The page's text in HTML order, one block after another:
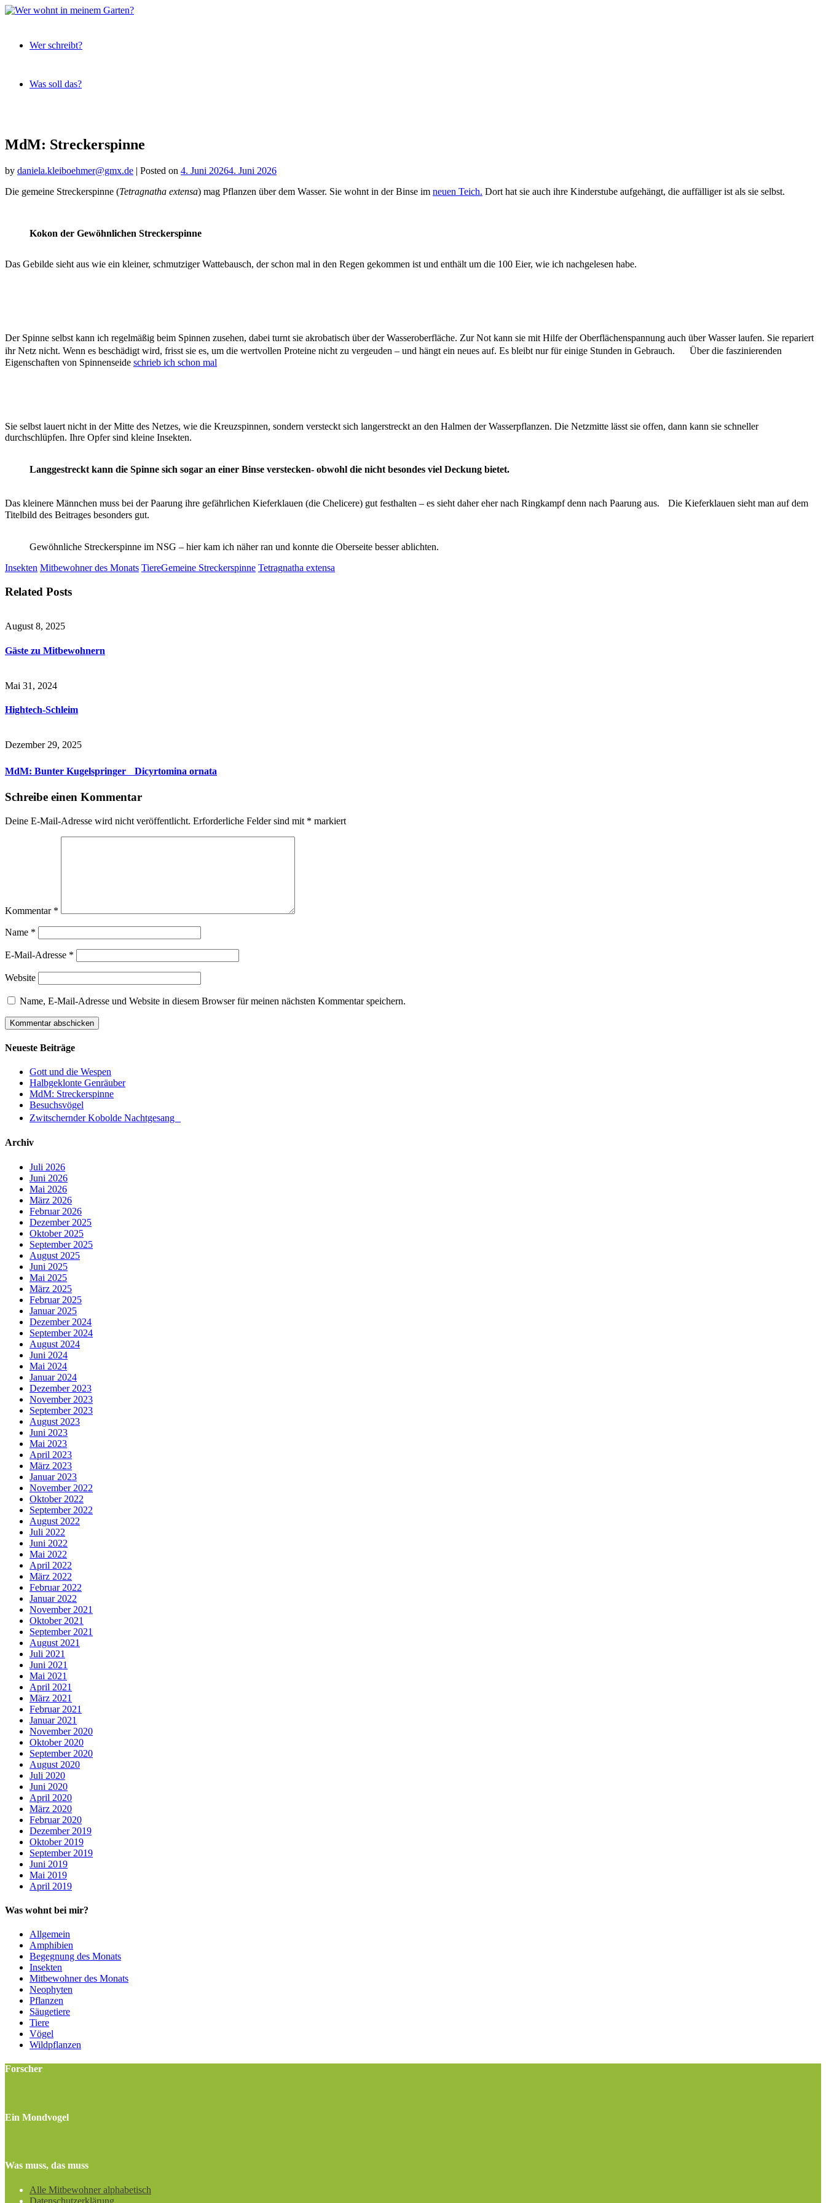
wohnt
meinem
vor der
Terrassentür
Wer schreibt?
Was soll das?
content
MdM: Streckerspinne
by daniela.kleiboehmer@gmx.de | Posted on 4. Juni 20264. Juni 2026
Die gemeine Streckerspinne (Tetragnatha extensa) mag Pflanzen über dem Wasser. Sie wohnt in der Binse im neuen Teich. Dort hat sie auch ihre Kinderstube aufgehängt, die auffälliger ist als sie selbst.
Kokon der Gewöhnlichen Streckerspinne
Das Gebilde sieht aus wie ein kleiner, schmutziger Wattebausch, der schon mal in den Regen gekommen ist und enthält um die 100 Eier, wie ich nachgelesen habe.
Der Spinne selbst kann ich regelmäßig beim Spinnen zusehen, dabei turnt sie akrobatisch über der Wasseroberfläche. Zur Not kann sie mit Hilfe der Oberflächenspannung auch über Wasser laufen. Sie repariert
ihr Netz nicht. Wenn es beschädigt wird, frisst sie es, um die wertvollen Proteine nicht zu vergeuden – und hängt ein neues auf. Es bleibt nur für einige Stunden in Gebrauch. Über die faszinierenden
Eigenschaften von Spinnenseide schrieb ich schon mal
Sie selbst lauert nicht in der Mitte des Netzes, wie die Kreuzspinnen, sondern versteckt sich langerstreckt an den Halmen der Wasserpflanzen. Die Netzmitte lässt sie offen, dann kann sie schneller
durchschlüpfen. Ihre Opfer sind kleine Insekten.
Langgestreckt kann die Spinne sich sogar an einer Binse verstecken- obwohl die nicht besondes viel Deckung bietet.
Das kleinere Männchen muss bei der Paarung ihre gefährlichen Kieferklauen (die Chelicere) gut festhalten – es sieht daher eher nach Ringkampf denn nach Paarung aus. Die Kieferklauen sieht man auf dem
Titelbild des Beitrages besonders gut.
Gewöhnliche Streckerspinne im NSG – hier kam ich näher ran und konnte die Oberseite besser ablichten.
Insekten Mitbewohner des Monats TiereGemeine Streckerspinne Tetragnatha extensa
Related Posts
August 8, 2025
Gäste zu Mitbewohnern
Mai 31, 2024
Hightech-Schleim
Dezember 29, 2025
MdM: Bunter Kugelspringer Dicyrtomina ornata
Schreibe einen Kommentar
Deine E-Mail-Adresse wird nicht veröffentlicht. Erforderliche Felder sind mit * markiert
Kommentar *
Name *
E-Mail-Adresse *
Website
Name, E-Mail-Adresse und Website in diesem Browser für meinen nächsten Kommentar speichern.
Neueste Beiträge
Gott und die Wespen
Halbgeklonte Genräuber
MdM: Streckerspinne
Besuchsvögel
Zwitschernder Kobolde Nachtgesang
Archiv
Juli 2026
Juni 2026
Mai 2026
März 2026
Februar 2026
Dezember 2025
Oktober 2025
September 2025
August 2025
Juni 2025
Mai 2025
März 2025
Februar 2025
Januar 2025
Dezember 2024
September 2024
August 2024
Juni 2024
Mai 2024
Januar 2024
Dezember 2023
November 2023
September 2023
August 2023
Juni 2023
Mai 2023
April 2023
März 2023
Januar 2023
November 2022
Oktober 2022
September 2022
August 2022
Juli 2022
Juni 2022
Mai 2022
April 2022
März 2022
Februar 2022
Januar 2022
November 2021
Oktober 2021
September 2021
August 2021
Juli 2021
Juni 2021
Mai 2021
April 2021
März 2021
Februar 2021
Januar 2021
November 2020
Oktober 2020
September 2020
August 2020
Juli 2020
Juni 2020
April 2020
März 2020
Februar 2020
Dezember 2019
Oktober 2019
September 2019
Juni 2019
Mai 2019
April 2019
Was wohnt bei mir?
Allgemein
Amphibien
Begegnung des Monats
Insekten
Mitbewohner des Monats
Neophyten
Pflanzen
Säugetiere
Tiere
Vögel
Wildpflanzen
Forscher
Ein Mondvogel
Was muss, das muss
Alle Mitbewohner alphabetisch
Datenschutzerklärung